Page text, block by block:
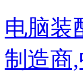
电脑装
制造商